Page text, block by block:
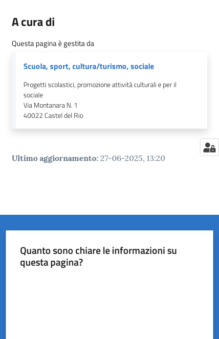
A cura di
Questa pagina è gestita da
Scuola, sport, cultura/turismo, sociale
Progetti scolastici, promozione attività culturali e per il
sociale
Via Montanara N. 1
40022Castel del Rio
Ultimo aggiornamento: 27-06-2025, 13:20
Quanto sono chiare le informazioni su
questa pagina?